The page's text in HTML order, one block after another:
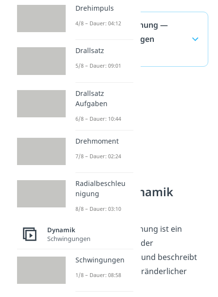
Raketengleichung —
häufigste Fragen
(ausklappen)
Raketendynamik
verstehen
Die Raketengleichung ist ein
zentrales Modell der
Raketendynamik und beschreibt
Bewegung mit veränderlicher
Drehimpuls
4/8 – Dauer: 04:12
Drallsatz
5/8 – Dauer: 09:01
Drallsatz
Aufgaben
6/8 – Dauer: 10:44
Drehmoment
7/8 – Dauer: 02:24
Radialbeschleu
nigung
8/8 – Dauer: 03:10
Dynamik
Schwingungen
Schwingungen
1/8 – Dauer: 08:58